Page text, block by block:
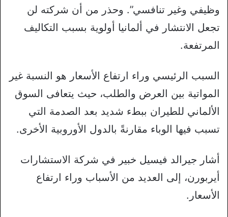
وظيفي وغير تنافسي”. وحذر من أن شركته لن
تجعل الانتشار في ألمانيا أولوية بسبب التكاليف
المرتفعة.
السبب الرئيسي وراء ارتفاع الأسعار هو النسبة غير
المواتية بين العرض والطلب، حيث يتعافى السوق
الألماني للطيران ببطء شديد بعد الصدمة التي
تسبب فيها الوباء مقارنةً بالدول الأوروبية الأخرى.
أشار جيرالد فيسيل خبير في شركة الاستشارات
أيربورن، إلى العديد من الأسباب وراء ارتفاع
الأسعار.